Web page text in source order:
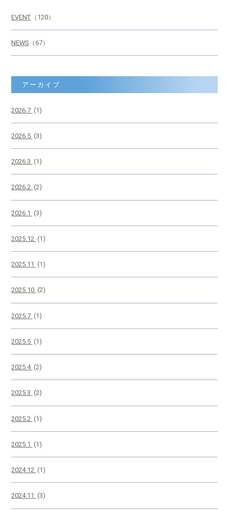
EVENT （120）
NEWS （67）
アーカイブ
2026.7 (1)
2026.5 (3)
2026.3 (1)
2026.2 (2)
2026.1 (3)
2025.12 (1)
2025.11 (1)
2025.10 (2)
2025.7 (1)
2025.5 (1)
2025.4 (2)
2025.3 (2)
2025.2 (1)
2025.1 (1)
2024.12 (1)
2024.11 (3)